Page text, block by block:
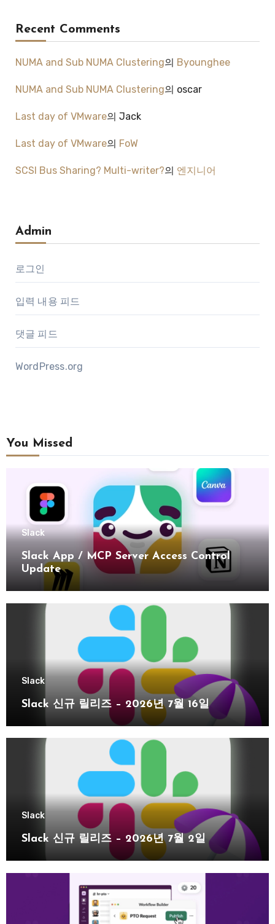
Recent Comments
NUMA and Sub NUMA Clustering의 Byounghee
NUMA and Sub NUMA Clustering의 oscar
Last day of VMware의 Jack
Last day of VMware의 FoW
SCSI Bus Sharing? Multi-writer?의 엔지니어
Admin
로그인
입력 내용 피드
댓글 피드
WordPress.org
You Missed
Slack
Slack App / MCP Server Access Control
Update
Slack
Slack 신규 릴리즈 – 2026년 7월 16일
Slack
Slack 신규 릴리즈 – 2026년 7월 2일